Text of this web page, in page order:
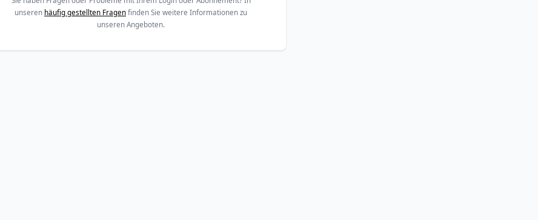
unseren häufig gestellten Fragen finden Sie weitere Informationen zu
unseren Angeboten.